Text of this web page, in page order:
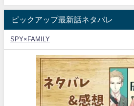
ピックアップ最新話ネタバレ
SPY×FAMILY